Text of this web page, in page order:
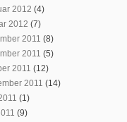
2012 (4)
2012 (7)
2011 (8)
2011 (5)
2011 (12)
2011 (14)
(1)
(9)